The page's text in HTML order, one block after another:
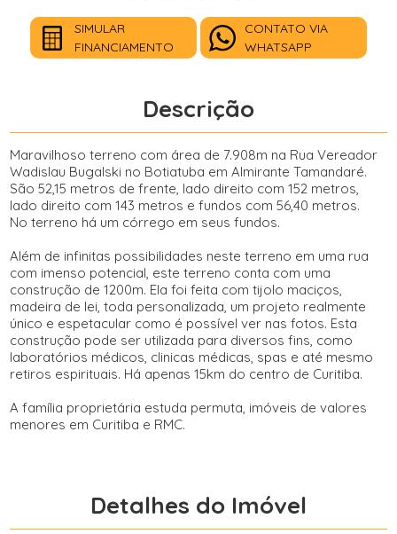
SIMULAR
FINANCIAMENTO
CONTATO VIA
WHATSAPP
Descrição
Maravilhoso terreno com área de 7.908m na Rua Vereador
Wadislau Bugalski no Botiatuba em Almirante Tamandaré.
São 52,15 metros de frente, lado direito com 152 metros,
lado direito com 143 metros e fundos com 56,40 metros.
No terreno há um córrego em seus fundos.
Além de infinitas possibilidades neste terreno em uma rua
com imenso potencial, este terreno conta com uma
construção de 1200m. Ela foi feita com tijolo maciços,
madeira de lei, toda personalizada, um projeto realmente
único e espetacular como é possível ver nas fotos. Esta
construção pode ser utilizada para diversos fins, como
laboratórios médicos, clinicas médicas, spas e até mesmo
retiros espirituais. Há apenas 15km do centro de Curitiba.
A família proprietária estuda permuta, imóveis de valores
menores em Curitiba e RMC.
Detalhes do Imóvel